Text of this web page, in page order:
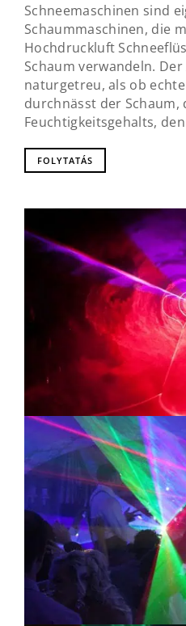
Schneemaschinen sind
Schaummaschinen, die
Hochdruckluft
Schaum verwandeln.
naturgetreu, als ob
durchnässt der Schaum,
Feuchtigkeitsgehalts,
FOLYTATÁS